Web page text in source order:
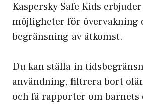
Kaspersky Safe Kids
möjligheter för övervakning
begränsning av åtkomst.
Du kan ställa in
användning, filtrera bort
och få rapporter om barnets